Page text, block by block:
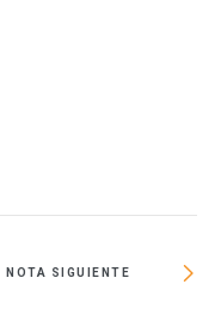
NOTA SIGUIENTE